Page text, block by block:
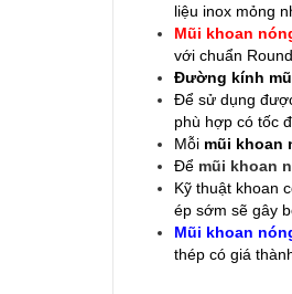
liệu inox mỏng
Mũi khoan
với chuẩn
Đường kính
Để sử dụng
phù hợp có tốc
Mỗi mũi khoan
Để mũi khoan
Kỹ thuật khoan
ép sớm sẽ gây
Mũi khoan
thép có giá